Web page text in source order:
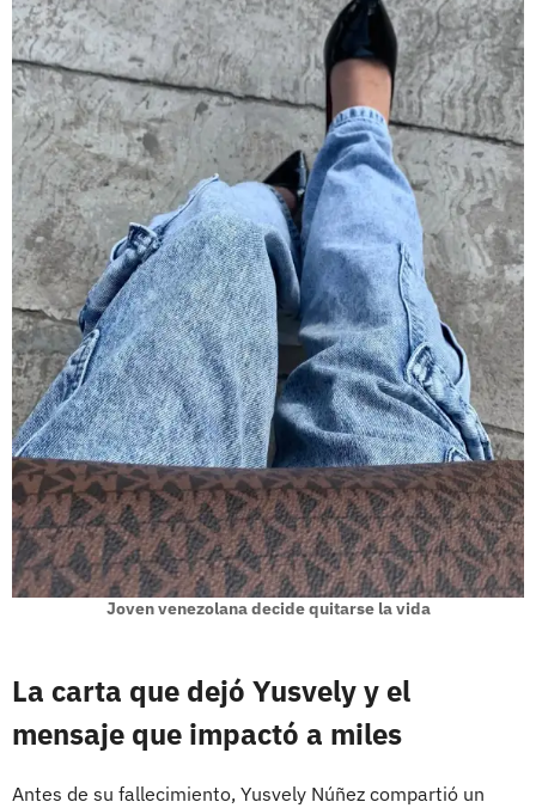
Joven venezolana decide quitarse la vida
La carta que dejó Yusvely y el
mensaje que impactó a miles
Antes de su fallecimiento, Yusvely Núñez compartió un